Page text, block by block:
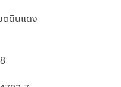
ตดินแดง